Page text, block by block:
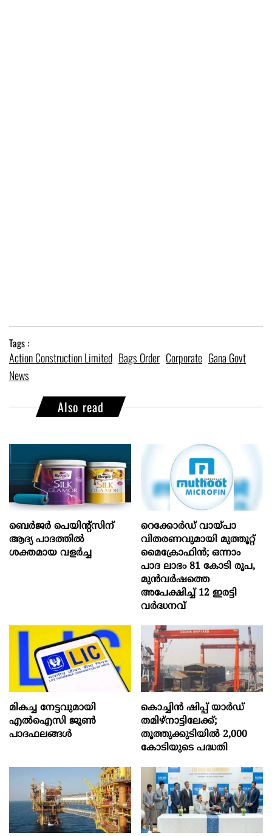
Tags :
Action Construction Limited Bags Order Corporate Gana Govt
News
Also read
ബെർജർ പെയിന്റ്സിന്
ആദ്യ പാദത്തിൽ
ശക്തമായ വളർച്ച
റെക്കോർഡ് വായ്പാ
വിതരണവുമായി മുത്തൂറ്റ്
മൈക്രോഫിൻ; ഒന്നാം
പാദ ലാഭം 81 കോടി രൂപ,
മുൻവർഷത്തെ
അപേക്ഷിച്ച് 12 ഇരട്ടി
വർദ്ധനവ്
മികച്ച നേട്ടവുമായി
എൽഐസി ജൂൺ
പാദഫലങ്ങൾ
കൊച്ചിന്‍ ഷിപ്പ് യാർഡ്
തമിഴ്നാട്ടിലേക്ക്;
തൂത്തുക്കുടിയിൽ 2,000
കോടിയുടെ പദ്ധതി